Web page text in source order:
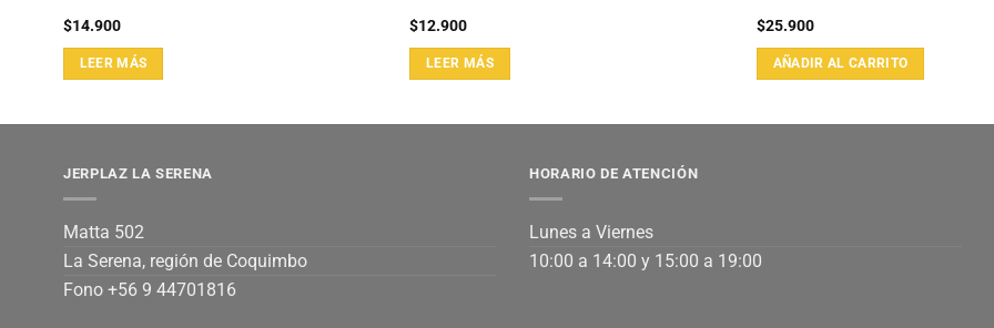
$14.900
LEER MÁS
$12.900
LEER MÁS
$25.900
AÑADIR AL CARRITO
JERPLAZ LA SERENA
Matta 502
La Serena, región de Coquimbo
Fono +56 9 44701816
HORARIO DE ATENCIÓN
Lunes a Viernes
10:00 a 14:00 y 15:00 a 19:00